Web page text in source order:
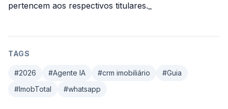
pertencem aos respectivos titulares._
TAGS
#2026 #Agente IA #crm imobiliário #Guia
#ImobTotal #whatsapp